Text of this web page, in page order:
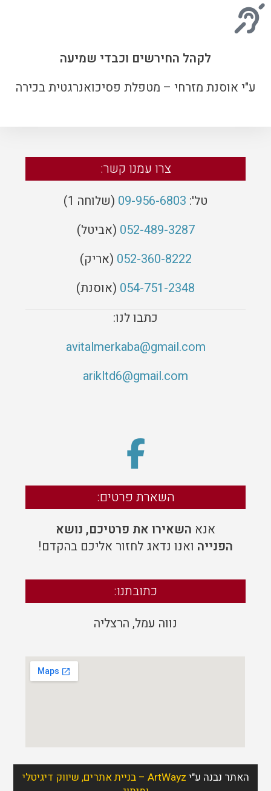
לקהל החירשים וכבדי שמיעה
ע"י אוסנת מזרחי – מטפלת פסיכואנרגטית בכירה
צרו עמנו קשר:
טל':
09-956-6803
(שלוחה
052-489-3287
(אביטל)
052-360-8222
(אריק)
054-751-2348 (אוסנת)
כתבו לנו:
avitalmerkaba@gmail.com
arikltd6@gmail.com
השארת פרטים:
אנא השאירו את פרטיכם, נושא
הפנייה ואנו נדאג לחזור אליכם בהקדם!
כתובתנו:
נווה עמל, הרצליה
האתר נבנה ע"י
ArtWayz – בניית אתרים, שיווק דיגיטלי